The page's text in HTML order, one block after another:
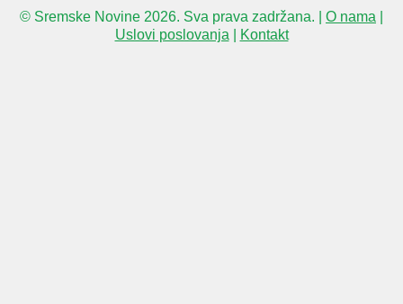
© Sremske Novine 2026. Sva prava zadržana. | O nama
Uslovi poslovanja
Kontakt